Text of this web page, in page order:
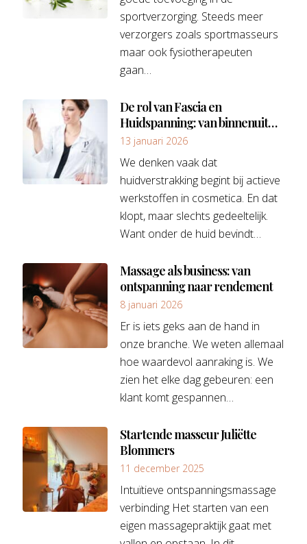
sportverzorging. Steeds meer
verzorgers zoals sportmasseurs
maar ook fysiotherapeuten
gaan…
De rol van Fascia en
Huidspanning: van binnenuit
verstrakken by Mardge
13 januari 2026
We denken vaak dat
huidverstrakking begint bij actieve
werkstoffen in cosmetica. En dat
klopt, maar slechts gedeeltelijk.
Want onder de huid bevindt…
Massage als business: van
ontspanning naar rendement
8 januari 2026
Er is iets geks aan de hand in
onze branche. We weten allemaal
hoe waardevol aanraking is. We
zien het elke dag gebeuren: een
klant komt gespannen…
Startende masseur Juliëtte
Blommers
11 december 2025
Intuïtieve ontspanningsmassage
verbinding Het starten van een
eigen massagepraktijk gaat met